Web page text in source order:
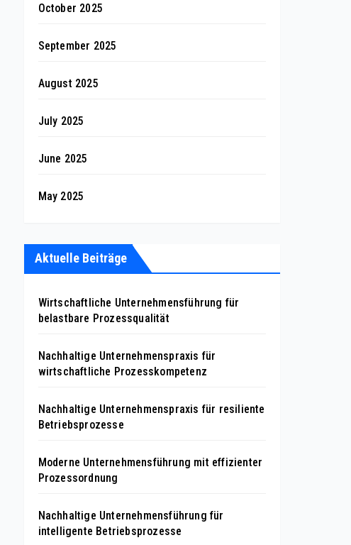
October 2025
September 2025
August 2025
July 2025
June 2025
May 2025
Aktuelle Beiträge
Wirtschaftliche Unternehmensführung für
belastbare Prozessqualität
Nachhaltige Unternehmenspraxis für
wirtschaftliche Prozesskompetenz
Nachhaltige Unternehmenspraxis für resiliente
Betriebsprozesse
Moderne Unternehmensführung mit effizienter
Prozessordnung
Nachhaltige Unternehmensführung für
intelligente Betriebsprozesse